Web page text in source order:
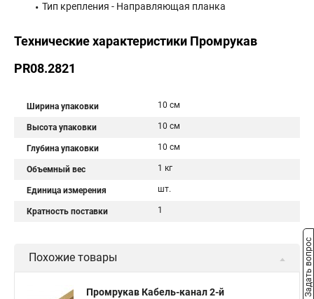
Тип крепления - Направляющая планка
Технические характеристики Промрукав
PR08.2821
Ширина упаковки 10 см
Высота упаковки 10 см
Глубина упаковки 10 см
Объемный вес 1 кг
Единица измерения шт.
Кратность поставки 1
Похожие товары
Промрукав Кабель-канал 2-й
Задать вопрос